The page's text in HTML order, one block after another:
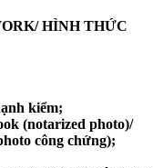
HÌNH THỨC
kiểm;
(notarized photo)/
công chứng);